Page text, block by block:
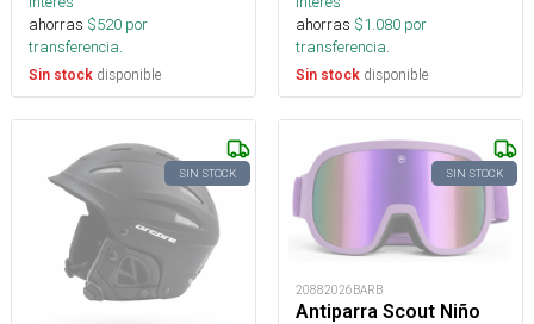
ahorras $520 por
transferencia.
Sin stock disponible
ahorras $1.080 por
transferencia.
Sin stock disponible
SIN STOCK SIN STOCK
20882026BARB
Antiparra Scout Niño